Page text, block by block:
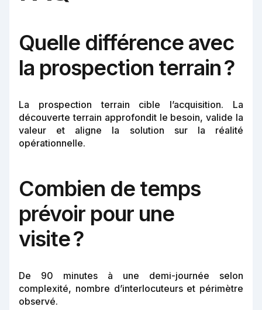
Quelle différence avec
la prospection terrain ?
La prospection terrain cible l’acquisition. La
découverte terrain approfondit le besoin, valide la
valeur et aligne la solution sur la réalité
opérationnelle.
Combien de temps
prévoir pour une
visite ?
De 90 minutes à une demi-journée selon
complexité, nombre d’interlocuteurs et périmètre
observé.